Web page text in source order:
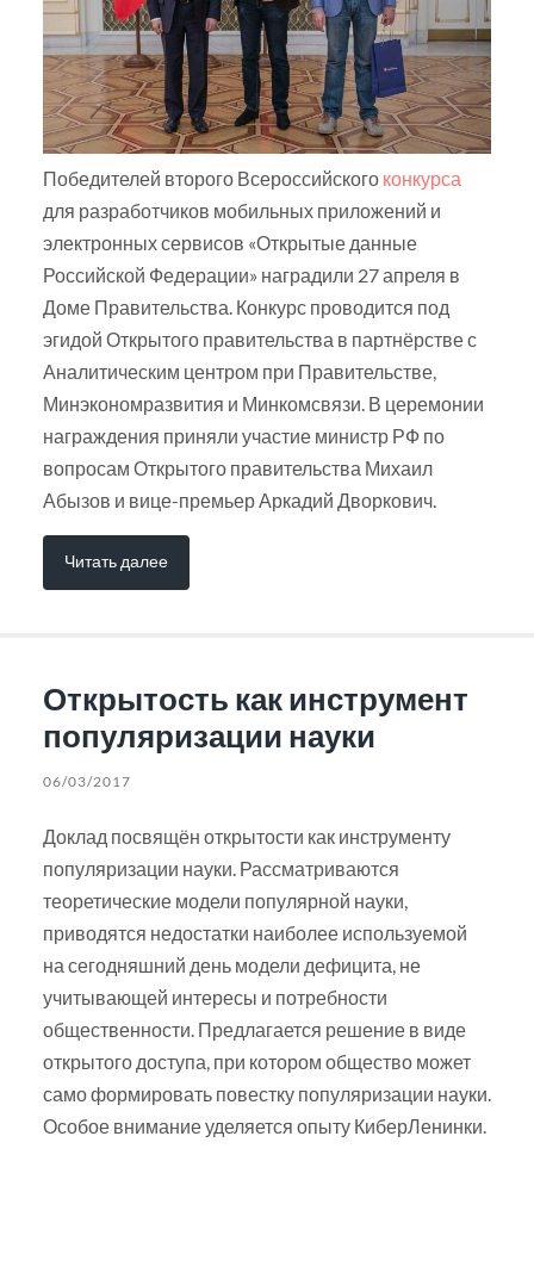
Победителей второго Всероссийского конкурса
для разработчиков мобильных приложений и
электронных сервисов «Открытые данные
Российской Федерации» наградили 27 апреля в
Доме Правительства. Конкурс проводится под
эгидой Открытого правительства в партнёрстве с
Аналитическим центром при Правительстве,
Минэкономразвития и Минкомсвязи. В церемонии
награждения приняли участие министр РФ по
вопросам Открытого правительства Михаил
Абызов и вице-премьер Аркадий Дворкович.
Читать далее
Открытость как инструмент
популяризации науки
06/03/2017
Доклад посвящён открытости как инструменту
популяризации науки. Рассматриваются
теоретические модели популярной науки,
приводятся недостатки наиболее используемой
на сегодняшний день модели дефицита, не
учитывающей интересы и потребности
общественности. Предлагается решение в виде
открытого доступа, при котором общество может
само формировать повестку популяризации науки.
Особое внимание уделяется опыту КиберЛенинки.